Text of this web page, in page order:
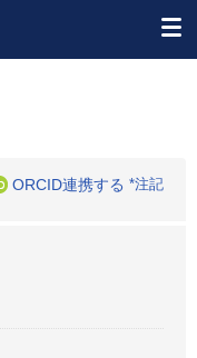
ORCID連携する *注記